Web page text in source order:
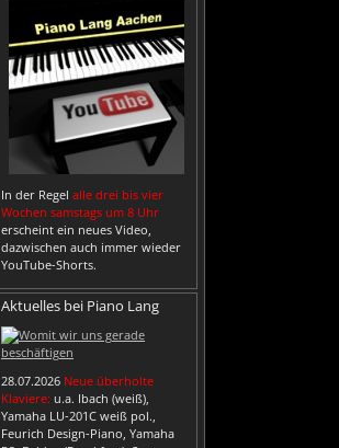
In der Regel alle drei bis vier
Wochen samstags um 8 Uhr
erscheint ein neues Video,
dazwischen auch immer wieder
YouTube-Shorts.
Aktuelles bei Piano Lang
28.07.2026 Neue überholte
Klaviere: u.a. Ibach (weiß),
Yamaha LU-201C weiß pol.,
Feurich Design-Piano, Yamaha